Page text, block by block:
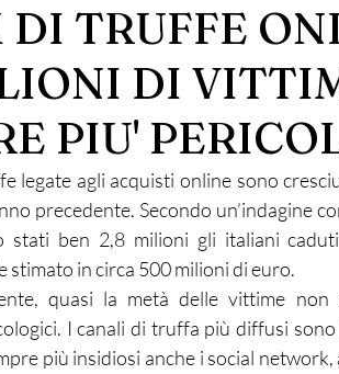
DI TRUFFE
DI
PIU'
legate agli acquisti online sono
precedente. Secondo un’indagine
stati ben 2,8 milioni gli italiani
stimato in circa 500 milioni di euro.
quasi la metà delle vittime
I canali di truffa più diffusi
più insidiosi anche i social